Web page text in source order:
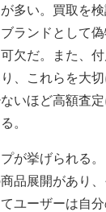
多い。買取を
ランドとして
欠だ。また、
、これらを大
いほど高額査
。
が挙げられる
品展開があり
ユーザーは自